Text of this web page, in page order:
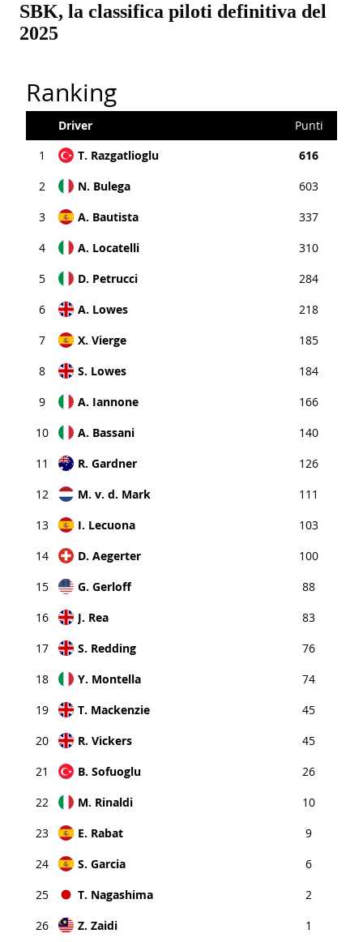
SBK, la classifica piloti definitiva del
2025